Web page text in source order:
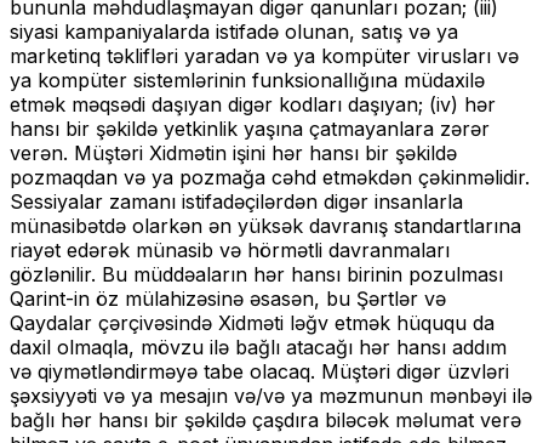
bununla məhdudlaşmayan digər qanunları pozan; (iii)
siyasi kampaniyalarda istifadə olunan, satış və ya
marketinq təklifləri yaradan və ya kompüter virusları və
ya kompüter sistemlərinin funksionallığına müdaxilə
etmək məqsədi daşıyan digər kodları daşıyan; (iv) hər
hansı bir şəkildə yetkinlik yaşına çatmayanlara zərər
verən. Müştəri Xidmətin işini hər hansı bir şəkildə
pozmaqdan və ya pozmağa cəhd etməkdən çəkinməlidir.
Sessiyalar zamanı istifadəçilərdən digər insanlarla
münasibətdə olarkən ən yüksək davranış standartlarına
riayət edərək münasib və hörmətli davranmaları
gözlənilir. Bu müddəaların hər hansı birinin pozulması
Qarint-in öz mülahizəsinə əsasən, bu Şərtlər və
Qaydalar çərçivəsində Xidməti ləğv etmək hüququ da
daxil olmaqla, mövzu ilə bağlı atacağı hər hansı addım
və qiymətləndirməyə tabe olacaq. Müştəri digər üzvləri
şəxsiyyəti və ya mesajın və/və ya məzmunun mənbəyi ilə
bağlı hər hansı bir şəkildə çaşdıra biləcək məlumat verə